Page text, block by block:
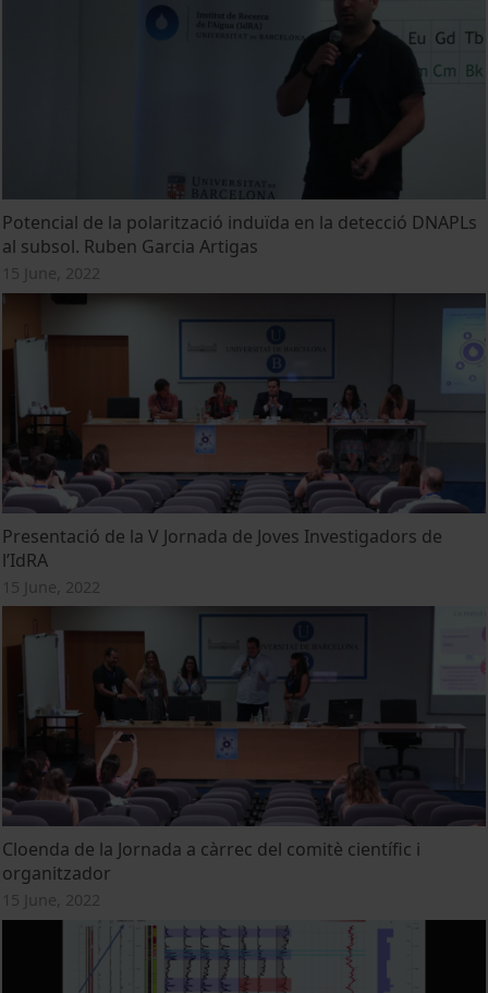
Potencial de la polarització induïda en la detecció DNAPLs
al subsol. Ruben Garcia Artigas
15 June, 2022
Presentació de la V Jornada de Joves Investigadors de
l’IdRA
15 June, 2022
Cloenda de la Jornada a càrrec del comitè científic i
organitzador
15 June, 2022